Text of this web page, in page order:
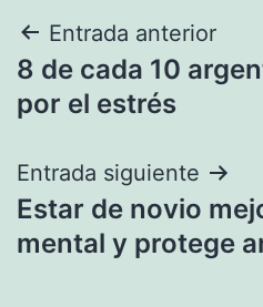
Navegación
de
Entrada anterior
8 de cada 10
por el estrés
Entrada siguiente
Estar de novio
mental y protege